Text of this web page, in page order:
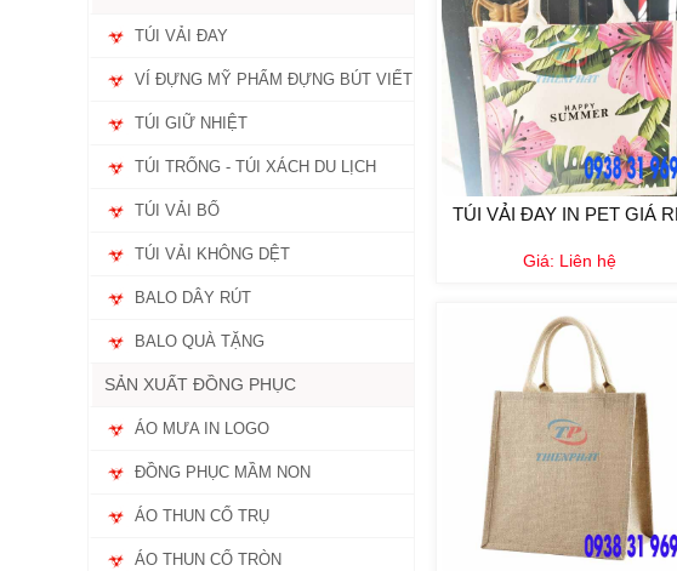
TÚI VẢI ĐAY
VÍ ĐỰNG MỸ PHẨM ĐỰNG BÚT VIẾT
TÚI GIỮ NHIỆT
TÚI TRỐNG - TÚI XÁCH DU LỊCH
TÚI VẢI BỐ
TÚI VẢI KHÔNG DỆT
BALO DÂY RÚT
BALO QUÀ TẶNG
SẢN XUẤT ĐỒNG PHỤC
ÁO MƯA IN LOGO
ĐỒNG PHỤC MẦM NON
ÁO THUN CỔ TRỤ
ÁO THUN CỔ TRÒN
TÚI VẢI ĐAY IN PET GIÁ
Giá: Liên hệ